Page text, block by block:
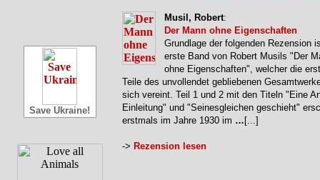
Save Ukraine!
Musil, Robert:
Der Mann ohne Eigenschaften
Grundlage der folgenden Rezension
erste Band von Robert Musils "Der
ohne Eigenschaften", welcher die
Teile des unvollendet gebliebenen
sich vereint. Teil 1 und 2 mit den Titeln "Eine
Einleitung" und "Seinesgleichen geschieht"
erstmals im Jahre 1930 im … [...]
-> Rezension lesen